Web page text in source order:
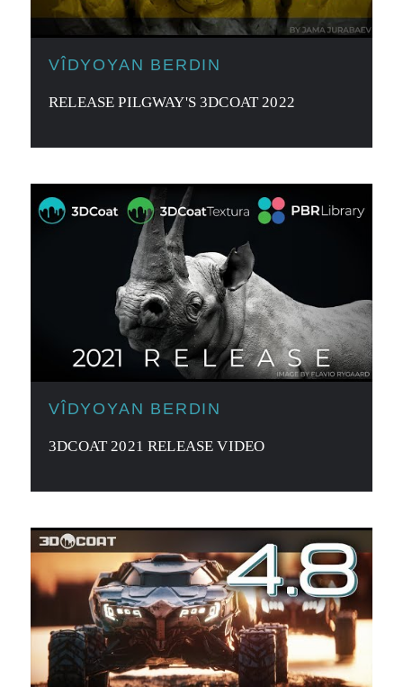
VÎDYOYAN BERDIN
RELEASE PILGWAY'S 3DCOAT 2022
VÎDYOYAN BERDIN
3DCOAT 2021 RELEASE VIDEO